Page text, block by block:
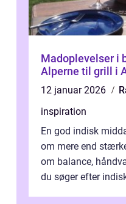
Madoplevelser i
Alperne til grill i
12 januar 2026
inspiration
En god indisk
om mere end
om balance,
du søger efter